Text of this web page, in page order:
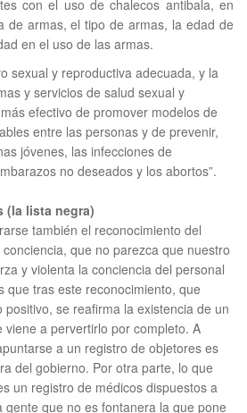
con el uso de chalecos antibala, en
de armas, el tipo de armas, la edad de
en el uso de las armas.
sexual y reproductiva adecuada, y la
y servicios de salud sexual y
efectivo de promover modelos de
entre las personas y de prevenir,
jóvenes, las infecciones de
no deseados y los abortos”.
(la lista negra)
también el reconocimiento del
que no parezca que nuestro
y violenta la conciencia del personal
que tras este reconocimiento, que
se reafirma la existencia de un
viene a pervertirlo por completo. A
a un registro de objetores es
del gobierno. Por otra parte, lo que
un registro de médicos dispuestos a
gente que no es fontanera la que pone